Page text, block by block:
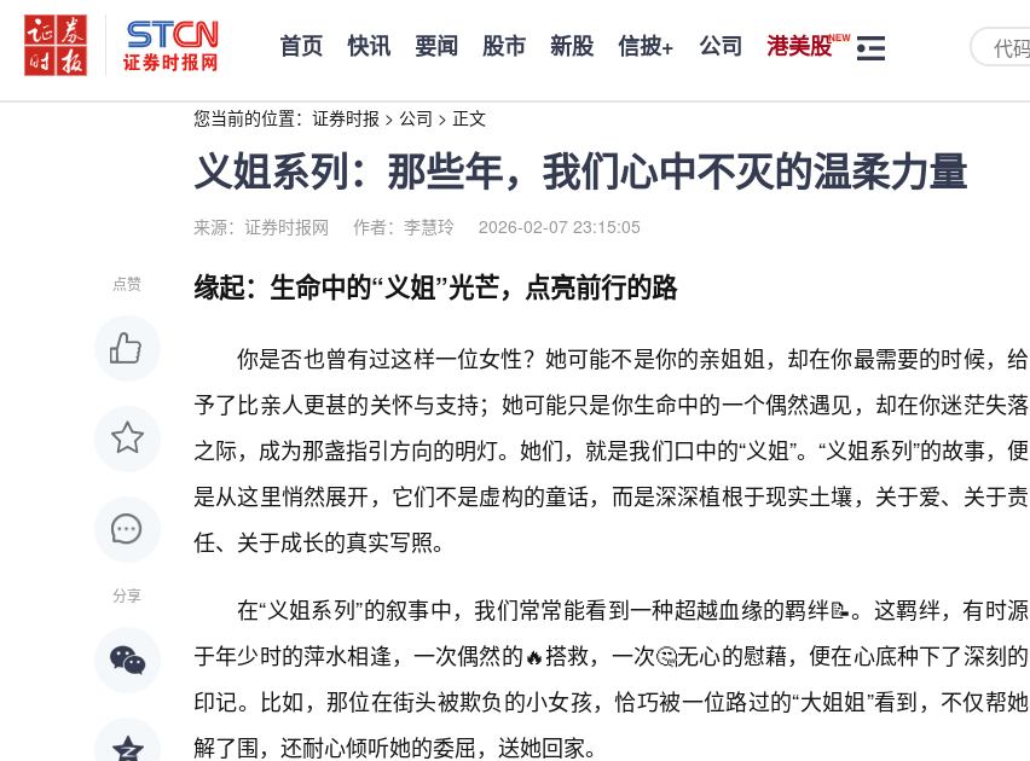
首页 快讯 要闻 股市 新股 信披+ 公司 港美股
您当前的位置： 证券时报 > 公司 > 正文
义姐系列：那些年，我们心中不灭的温柔力量
来源：证券时报网 作者：李慧玲 2026-02-07 23:15:05
点赞
分享
缘起：生命中的“义姐”光芒，点亮前行的路
你是否也曾有过这样一位女性？她可能不是你的亲姐姐，却在你最需要的时候，给
予了比亲人更甚的关怀与支持；她可能只是你生命中的一个偶然遇见，却在你迷茫失落
之际，成为那盏指引方向的明灯。她们，就是我们口中的“义姐”。“义姐系列”的故事，便
是从这里悄然展开，它们不是虚构的童话，而是深深植根于现实土壤，关于爱、关于责
任、关于成长的真实写照。
在“义姐系列”的叙事中，我们常常能看到一种超越血缘的羁绊📝。这羁绊，有时源
于年少时的萍水相逢，一次偶然的🔥搭救，一次🤔无心的慰藉，便在心底种下了深刻的
印记。比如，那位在街头被欺负的小女孩，恰巧被一位路过的“大姐姐”看到，不仅帮她
解了围，还耐心倾听她的委屈，送她回家。